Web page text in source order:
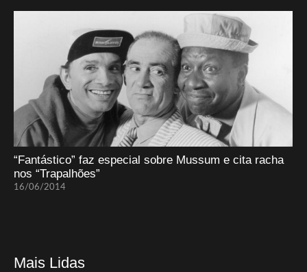
“Fantástico” faz especial sobre Mussum e cita racha
nos “Trapalhões”
16/06/2014
Mais Lidas